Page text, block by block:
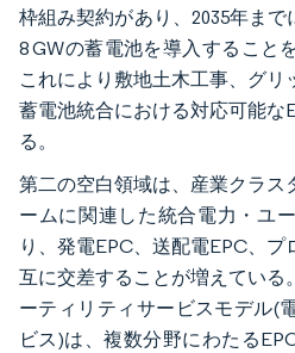
枠組み契約があり、2035年まで
8 GWの蓄電池を導入すること
これにより敷地土木工事、グリ
蓄電池統合における対応可能な
る。
第二の空白領域は、産業クラス
ームに関連した統合電力・ユ
り、発電EPC、送配電EPC、
互に交差することが増えている
ーティリティサービスモデル(
ビス)は、複数分野にわたる